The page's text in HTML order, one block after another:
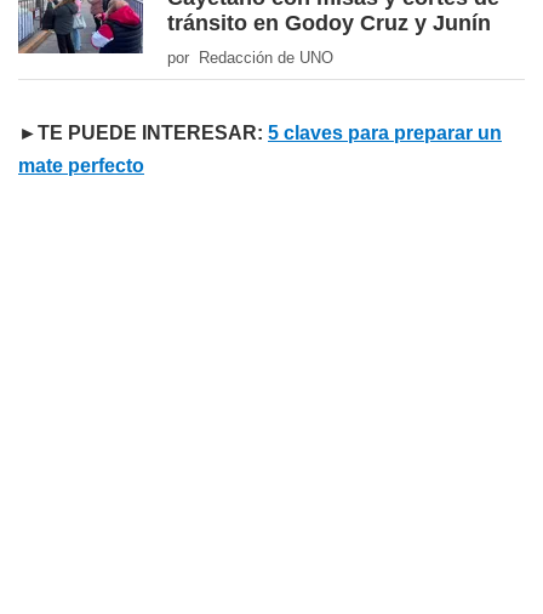
tránsito en Godoy Cruz y Junín
por Redacción de UNO
►TE PUEDE INTERESAR: 5 claves para preparar un
mate perfecto